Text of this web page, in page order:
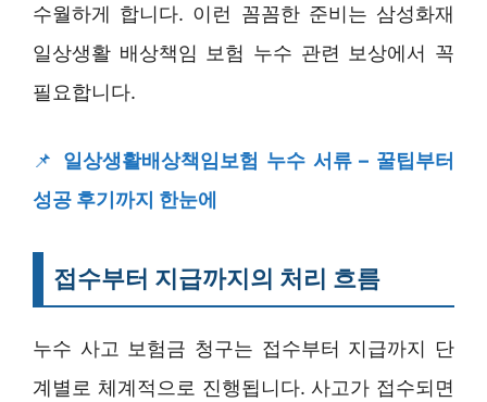
수월하게 합니다. 이런 꼼꼼한 준비는 삼성화재
일상생활 배상책임 보험 누수 관련 보상에서 꼭
필요합니다.
📌 일상생활배상책임보험 누수 서류 – 꿀팁부터
성공 후기까지 한눈에
접수부터 지급까지의 처리 흐름
누수 사고 보험금 청구는 접수부터 지급까지 단
계별로 체계적으로 진행됩니다. 사고가 접수되면